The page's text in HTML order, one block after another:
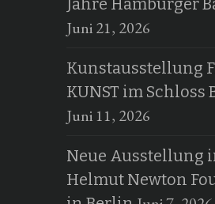
Jahre Hamburger
Juni 21, 2026
Kunstausstellung
KUNST im Schloss
Juni 11, 2026
Neue Ausstellung
Helmut Newton